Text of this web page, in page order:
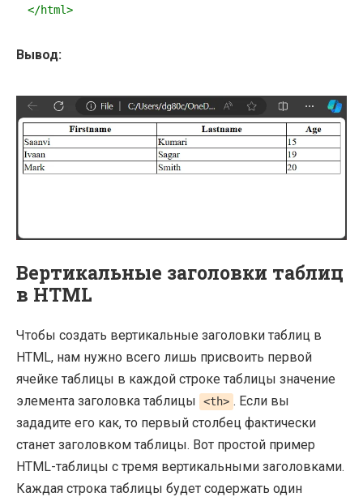
</html>
Вывод:
Вертикальные заголовки таблиц
в HTML
Чтобы создать вертикальные заголовки таблиц в
HTML, нам нужно всего лишь присвоить первой
ячейке таблицы в каждой строке таблицы значение
элемента заголовка таблицы
<th> . Если вы
зададите его как, то первый столбец фактически
станет заголовком таблицы. Вот простой пример
HTML-таблицы с тремя вертикальными заголовками.
Каждая строка таблицы будет содержать один